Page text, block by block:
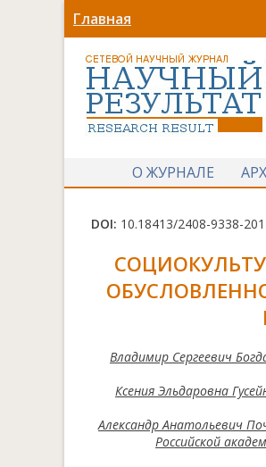
Главная
О ЖУРНАЛЕ
DOI: 10.18413/2408-9338-
Владимир Сергеевич
Ксения Эльдаровна
Александр Анатольевич
Российской